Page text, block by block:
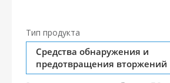
Тип продукта
Средства обнаружения и
предотвращения вторжений